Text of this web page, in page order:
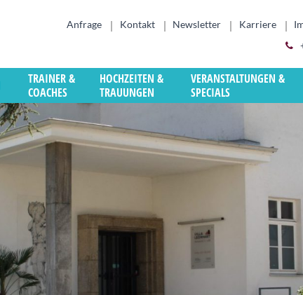
Anfrage Kontakt Newsletter Karriere
TRAINER &
COACHES
HOCHZEITEN &
TRAUUNGEN
VERANSTALTUNGEN &
SPECIALS